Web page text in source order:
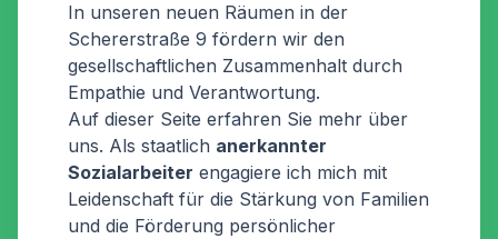
In unseren neuen Räumen in der
Schererstraße 9 fördern wir den
gesellschaftlichen Zusammenhalt durch
Empathie und Verantwortung.
Auf dieser Seite erfahren Sie mehr über
uns. Als staatlich anerkannter
Sozialarbeiter engagiere ich mich mit
Leidenschaft für die Stärkung von Familien
und die Förderung persönlicher